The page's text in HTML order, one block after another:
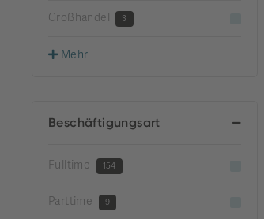
Großhandel 3
Mehr
Beschäftigungsart
Fulltime 154
Parttime 9